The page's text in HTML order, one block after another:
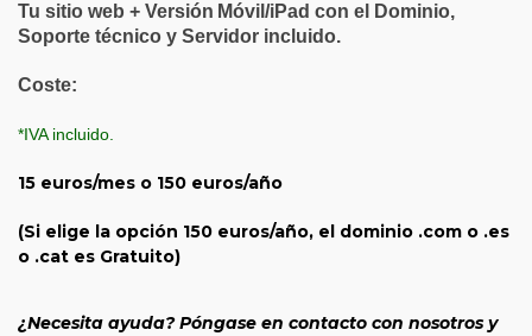
Tu sitio web + Versión Móvil/iPad con el Dominio,
Soporte técnico y Servidor incluido.
Coste:
*IVA incluido.
15 euros/mes o 150 euros/año
(Si elige la opción 150 euros/año, el dominio .com o .es
o .cat es Gratuito)
¿Necesita ayuda? Póngase en contacto con nosotros y